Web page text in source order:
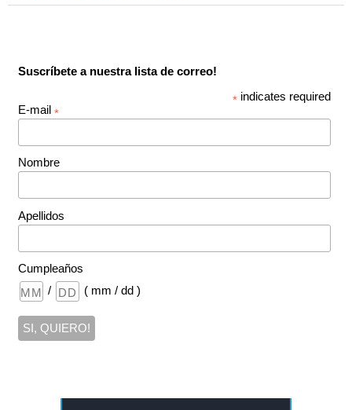
Suscríbete a nuestra lista de correo!
* indicates required
E-mail *
Nombre
Apellidos
Cumpleaños
/
( mm / dd )